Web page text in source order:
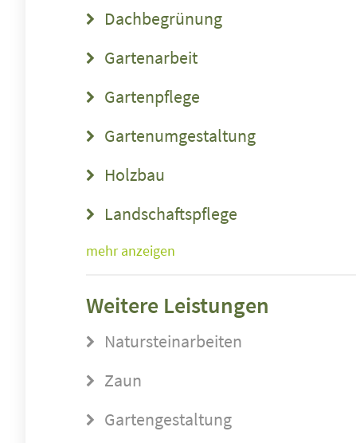
Dachbegrünung
Gartenarbeit
Gartenpflege
Gartenumgestaltung
Holzbau
Landschaftspflege
mehr anzeigen
Weitere Leistungen
Natursteinarbeiten
Zaun
Gartengestaltung